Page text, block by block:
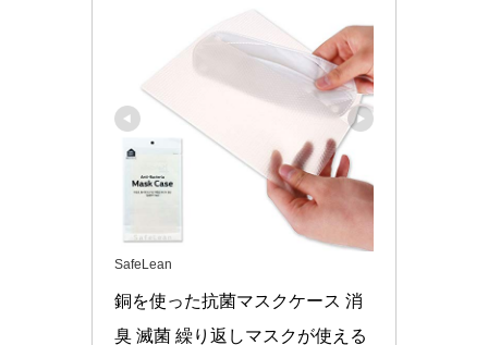
SafeLean
銅を使った抗菌マスクケース 消
臭 滅菌 繰り返しマスクが使える